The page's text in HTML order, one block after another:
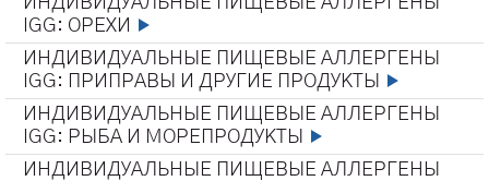
IGG: ОРЕХИ
ИНДИВИДУАЛЬНЫЕ ПИЩЕВЫЕ АЛЛЕРГЕНЫ
IGG: ПРИПРАВЫ И ДРУГИЕ ПРОДУКТЫ
ИНДИВИДУАЛЬНЫЕ ПИЩЕВЫЕ АЛЛЕРГЕНЫ
IGG: РЫБА И МОРЕПРОДУКТЫ
ИНДИВИДУАЛЬНЫЕ ПИЩЕВЫЕ АЛЛЕРГЕНЫ